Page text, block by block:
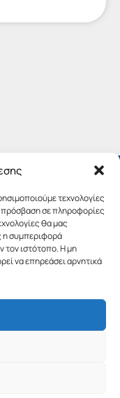
τεχνολογίες
σε πληροφορίες
θα μας
η συμπεριφορά
τον ιστότοπο. Η μη
να επηρεάσει αρνητικά